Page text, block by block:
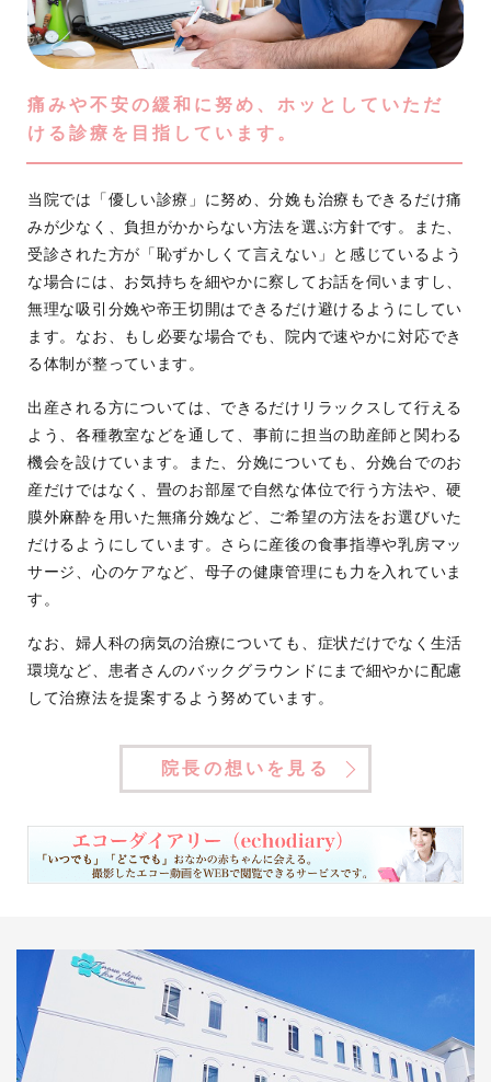
痛みや不安の緩和に努め、ホッとしていただ
ける診療を目指しています。
当院では「優しい診療」に努め、分娩も治療もできるだけ痛
みが少なく、負担がかからない方法を選ぶ方針です。また、
受診された方が「恥ずかしくて言えない」と感じているよう
な場合には、お気持ちを細やかに察してお話を伺いますし、
無理な吸引分娩や帝王切開はできるだけ避けるようにしてい
ます。なお、もし必要な場合でも、院内で速やかに対応でき
る体制が整っています。
出産される方については、できるだけリラックスして行える
よう、各種教室などを通して、事前に担当の助産師と関わる
機会を設けています。また、分娩についても、分娩台でのお
産だけではなく、畳のお部屋で自然な体位で行う方法や、硬
膜外麻酔を用いた無痛分娩など、ご希望の方法をお選びいた
だけるようにしています。さらに産後の食事指導や乳房マッ
サージ、心のケアなど、母子の健康管理にも力を入れていま
す。
なお、婦人科の病気の治療についても、症状だけでなく生活
環境など、患者さんのバックグラウンドにまで細やかに配慮
して治療法を提案するよう努めています。
院長の想いを見る